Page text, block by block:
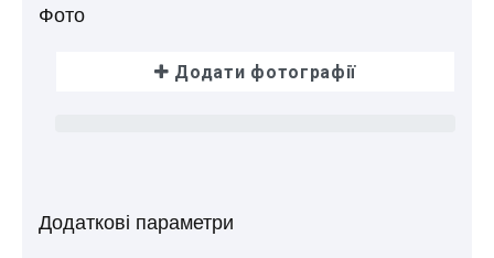
Фото
Додати фотографії
Додаткові параметри